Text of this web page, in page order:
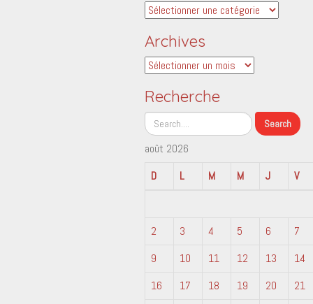
Catégories
Archives
Archives
Recherche
août 2026
D
L M M J V
2
3 4 5 6 7
9
10 11 12 13 14
16
17 18 19 20 21